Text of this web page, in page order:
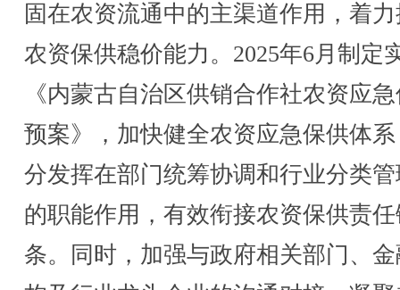
固在农资流通中的主渠道作用，着
农资保供稳价能力。2025年6月制定
《内蒙古自治区供销合作社农资应
预案》，加快健全农资应急保供体
分发挥在部门统筹协调和行业分类
的职能作用，有效衔接农资保供责
条。同时，加强与政府相关部门、